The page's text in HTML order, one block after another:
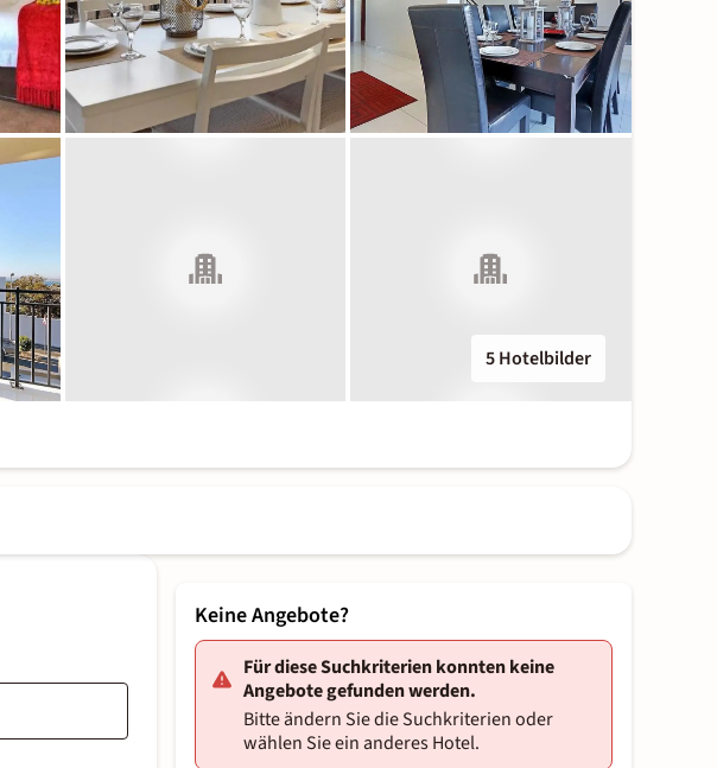
5 Hotelbilder
Keine Angebote?
Für diese Suchkriterien konnten keine
Angebote gefunden werden.
Bitte ändern Sie die Suchkriterien oder
wählen Sie ein anderes Hotel.